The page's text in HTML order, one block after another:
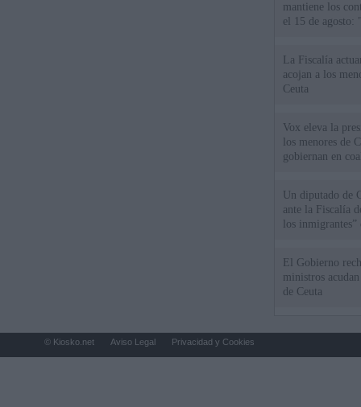
mantiene los
el 15 de agosto:
La Fiscalía
acojan a los
Ceuta
Vox eleva la
los menores de
gobiernan en
Un diputado de
ante la Fiscalía
los inmigrantes”
El Gobierno
ministros
de Ceuta
© Kiosko.net Aviso Legal Privacidad y Cookies